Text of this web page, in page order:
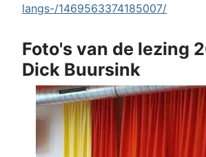
langs-/1469563374185007/
Foto's van de lezing
Dick Buursink